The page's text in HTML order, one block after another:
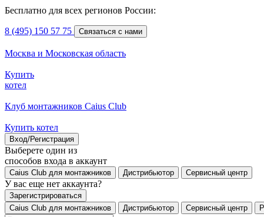
Бесплатно для всех регионов России:
8 (495) 150 57 75 Связаться с нами
Москва и Московская область
Купить
котел
Клуб монтажников Caius Club
Купить котел
Вход/Регистрация
Выберете один из
способов входа в аккаунт
Caius Club для монтажников Дистрибьютор Сервисный центр
У вас еще нет аккаунта?
Зарегистрироваться
Caius Club для монтажников
Дистрибьютор Сервисный центр